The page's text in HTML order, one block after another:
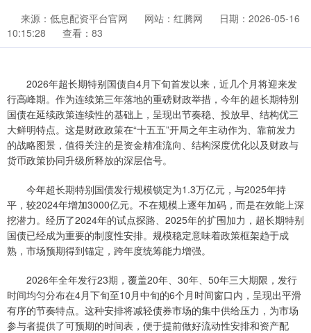
来源：低息配资平台官网 网站：红腾网
日期：2026-05-16
10:15:28
查看：83
2026年超长期特别国债自4月下旬首发以来，近几个月将迎来发
行高峰期。作为连续第三年落地的重磅财政举措，今年的超长期特别
国债在延续政策连续性的基础上，呈现出节奏稳、投放早、结构优三
大鲜明特点。这是财政政策在“十五五”开局之年主动作为、靠前发力
的战略图景，值得关注的是资金精准流向、结构深度优化以及财政与
货币政策协同升级所释放的深层信号。
今年超长期特别国债发行规模锁定为1.3万亿元，与2025年持
平，较2024年增加3000亿元。不在规模上逐年加码，而是在效能上深
挖潜力。经历了2024年的试点探路、2025年的扩围加力，超长期特别
国债已经成为重要的制度性安排。规模稳定意味着政策框架趋于成
熟，市场预期得到锚定，跨年度统筹能力增强。
2026年全年发行23期，覆盖20年、30年、50年三大期限，发行
时间均匀分布在4月下旬至10月中旬的6个月时间窗口内，呈现出平滑
有序的节奏特点。这种安排将减轻债券市场的集中供给压力，为市场
参与者提供了可预期的时间表，便于提前做好流动性安排和资产配